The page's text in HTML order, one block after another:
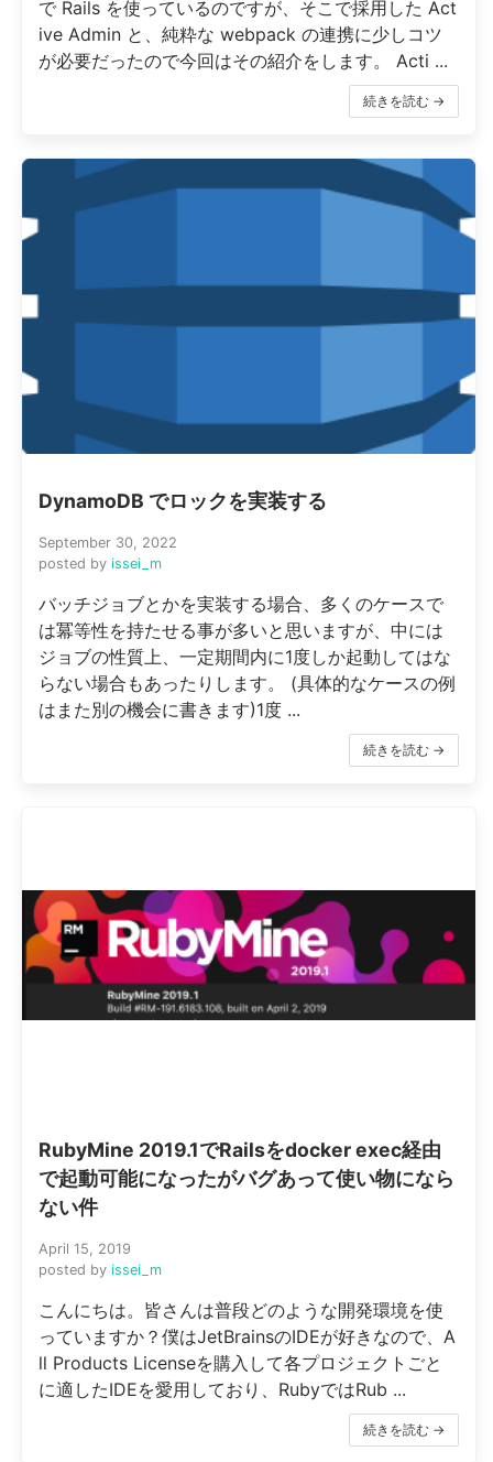
で Rails を使っているのですが、そこで採用した Act
ive Admin と、純粋な webpack の連携に少しコツ
が必要だったので今回はその紹介をします。 Acti ...
続きを読む →
DynamoDB でロックを実装する
September 30, 2022
posted by issei_m
バッチジョブとかを実装する場合、多くのケースで
は冪等性を持たせる事が多いと思いますが、中には
ジョブの性質上、一定期間内に1度しか起動してはな
らない場合もあったりします。 (具体的なケースの例
はまた別の機会に書きます)1度 ...
続きを読む →
RubyMine 2019.1でRailsをdocker exec経由
で起動可能になったがバグあって使い物になら
ない件
April 15, 2019
posted by issei_m
こんにちは。皆さんは普段どのような開発環境を使
っていますか？僕はJetBrainsのIDEが好きなので、A
ll Products Licenseを購入して各プロジェクトごと
に適したIDEを愛用しており、RubyではRub ...
続きを読む →